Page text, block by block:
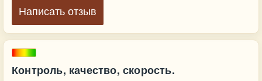
Контроль, качество, скорость.
Написать отзыв